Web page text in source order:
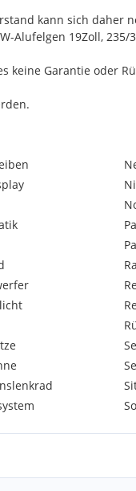
kann sich daher
Alufelgen 19Zoll, 235/
keine Garantie oder
Winterreifen
einen Aufpreis von